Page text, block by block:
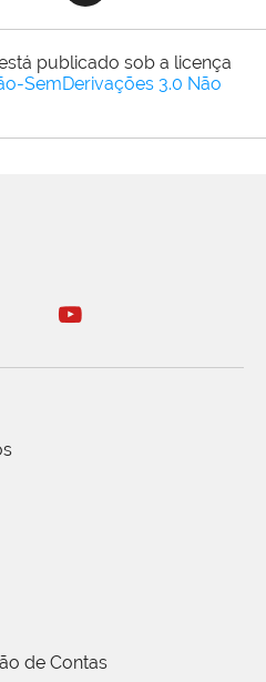
publicado sob a licença
SemDerivações 3.0 Não
de Contas